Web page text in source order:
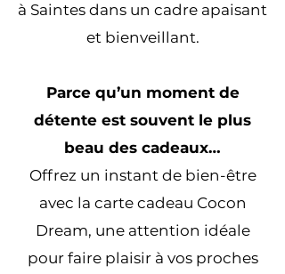
à Saintes dans un cadre apaisant
et bienveillant.
Parce qu’un moment de
détente est souvent le plus
beau des cadeaux…
Offrez un instant de bien-être
avec la carte cadeau Cocon
Dream, une attention idéale
pour faire plaisir à vos proches